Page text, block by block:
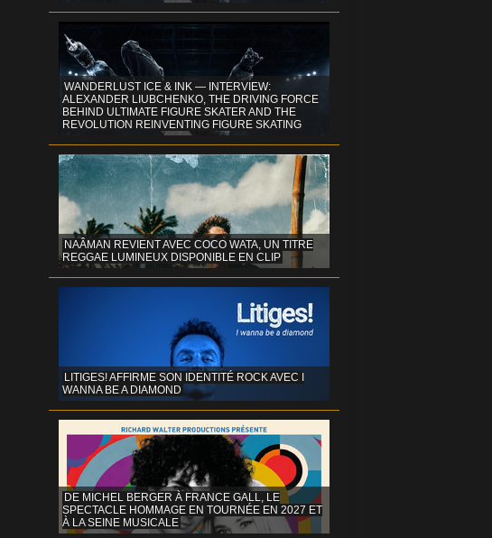
WANDERLUST ICE & INK — INTERVIEW:
ALEXANDER LIUBCHENKO, THE DRIVING FORCE
BEHIND ULTIMATE FIGURE SKATER AND THE
REVOLUTION REINVENTING FIGURE SKATING
NAÂMAN REVIENT AVEC COCO WATA, UN TITRE
REGGAE LUMINEUX DISPONIBLE EN CLIP
LITIGES! AFFIRME SON IDENTITÉ ROCK AVEC I
WANNA BE A DIAMOND
DE MICHEL BERGER À FRANCE GALL, LE
SPECTACLE HOMMAGE EN TOURNÉE EN 2027 ET
À LA SEINE MUSICALE